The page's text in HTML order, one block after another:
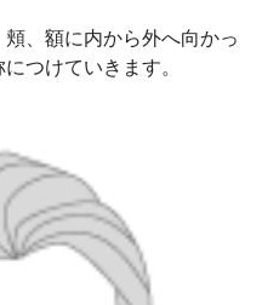
、額に内から外へ向かっ
つけていきます。